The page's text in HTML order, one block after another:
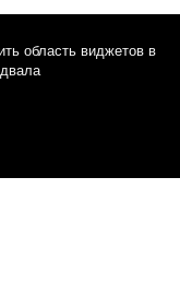
область виджетов в